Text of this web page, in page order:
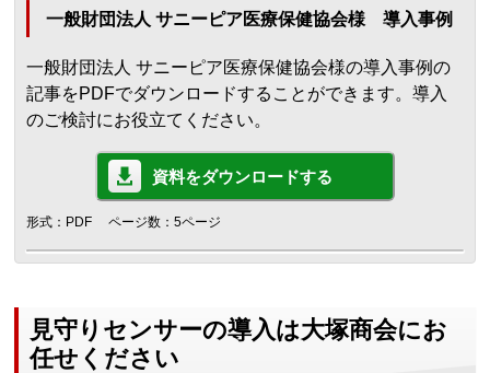
一般財団法人 サニーピア医療保健協会様 導入事例
一般財団法人 サニーピア医療保健協会様の導入事例の
記事をPDFでダウンロードすることができます。導入
のご検討にお役立てください。
資料をダウンロードする
形式：PDF ページ数：5ページ
見守りセンサーの導入は大塚商会にお
任せください